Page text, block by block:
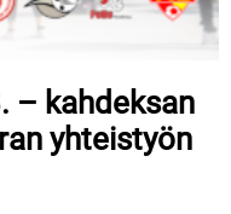
– kahdeksan
yhteistyön